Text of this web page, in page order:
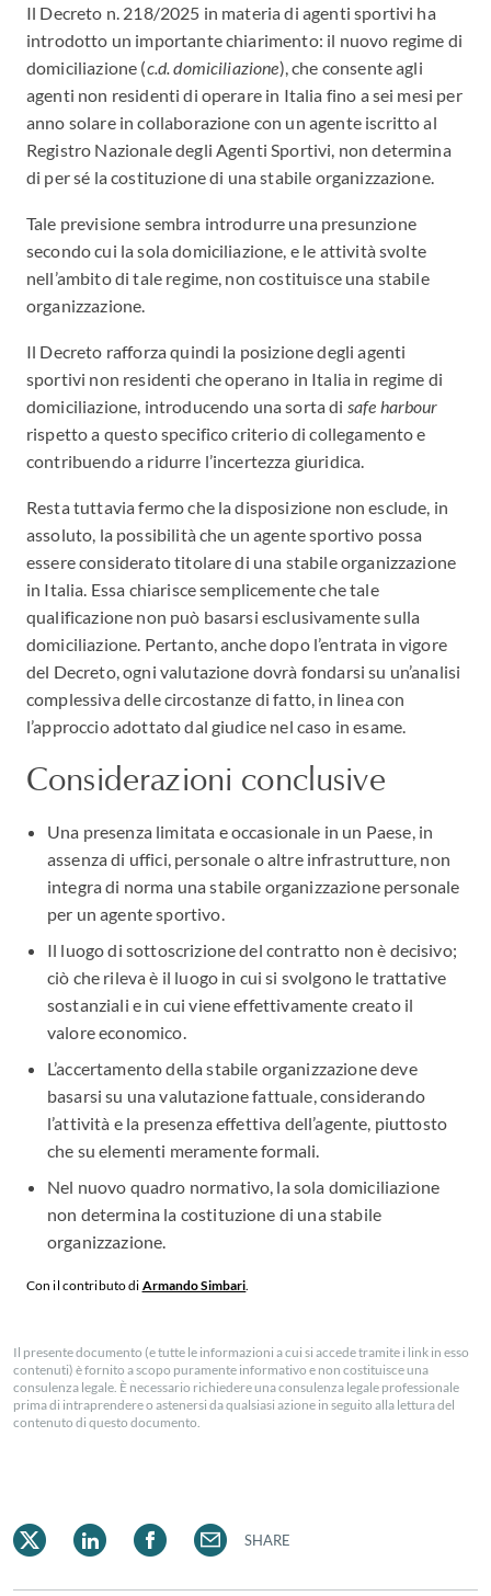
Il Decreto n. 218/2025 in materia di agenti sportivi ha
introdotto un importante chiarimento: il nuovo regime di
domiciliazione (c.d. domiciliazione), che consente agli
agenti non residenti di operare in Italia fino a sei mesi per
anno solare in collaborazione con un agente iscritto al
Registro Nazionale degli Agenti Sportivi, non determina
di per sé la costituzione di una stabile organizzazione.
Tale previsione sembra introdurre una presunzione
secondo cui la sola domiciliazione, e le attività svolte
nell’ambito di tale regime, non costituisce una stabile
organizzazione.
Il Decreto rafforza quindi la posizione degli agenti
sportivi non residenti che operano in Italia in regime di
domiciliazione, introducendo una sorta di safe harbour
rispetto a questo specifico criterio di collegamento e
contribuendo a ridurre l’incertezza giuridica.
Resta tuttavia fermo che la disposizione non esclude, in
assoluto, la possibilità che un agente sportivo possa
essere considerato titolare di una stabile organizzazione
in Italia. Essa chiarisce semplicemente che tale
qualificazione non può basarsi esclusivamente sulla
domiciliazione. Pertanto, anche dopo l’entrata in vigore
del Decreto, ogni valutazione dovrà fondarsi su un’analisi
complessiva delle circostanze di fatto, in linea con
l’approccio adottato dal giudice nel caso in esame.
Considerazioni conclusive
Una presenza limitata e occasionale in un Paese, in
assenza di uffici, personale o altre infrastrutture, non
integra di norma una stabile organizzazione personale
per un agente sportivo.
Il luogo di sottoscrizione del contratto non è decisivo;
ciò che rileva è il luogo in cui si svolgono le trattative
sostanziali e in cui viene effettivamente creato il
valore economico.
L’accertamento della stabile organizzazione deve
basarsi su una valutazione fattuale, considerando
l’attività e la presenza effettiva dell’agente, piuttosto
che su elementi meramente formali.
Nel nuovo quadro normativo, la sola domiciliazione
non determina la costituzione di una stabile
organizzazione.
Con il contributo di Armando Simbari.
Il presente documento (e tutte le informazioni a cui si accede tramite i link in esso
contenuti) è fornito a scopo puramente informativo e non costituisce una
consulenza legale. È necessario richiedere una consulenza legale professionale
prima di intraprendere o astenersi da qualsiasi azione in seguito alla lettura del
contenuto di questo documento.
SHARE